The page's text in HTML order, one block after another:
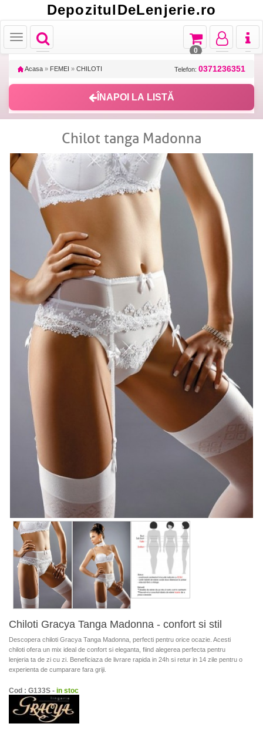
DepozitulDeLenjerie.ro
Toggle
navigation
Toggle
Toggle
navigation
Toggle
navigation
Toggle
navigation
0
Acasa » FEMEI » CHILOTI Telefon: 0371236351
ÎNAPOI LA LISTĂ
Chilot tanga Madonna
Chiloti Gracya Tanga Madonna - confort si stil
Descopera chiloti Gracya Tanga Madonna, perfecti pentru orice ocazie. Acesti
chiloti ofera un mix ideal de confort si eleganta, fiind alegerea perfecta pentru
lenjeria ta de zi cu zi. Beneficiaza de livrare rapida in 24h si retur in 14 zile pentru o
experienta de cumparare fara griji.
Cod : G133S - in stoc